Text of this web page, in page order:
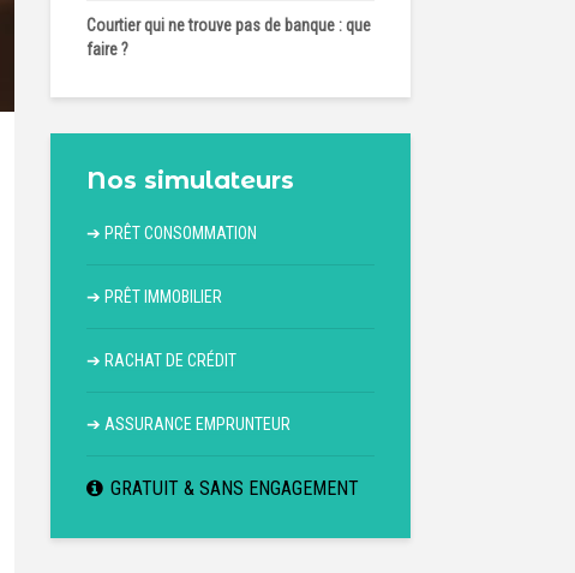
Courtier qui ne trouve pas de banque : que
faire ?
Nos simulateurs
➔ PRÊT CONSOMMATION
➔ PRÊT IMMOBILIER
➔ RACHAT DE CRÉDIT
➔ ASSURANCE EMPRUNTEUR
GRATUIT & SANS ENGAGEMENT